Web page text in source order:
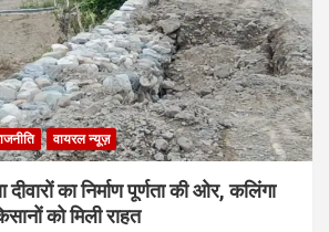
वायरल न्यूज़
दीवारों का निर्माण पूर्णता की ओर, कलिंगा
को मिली राहत